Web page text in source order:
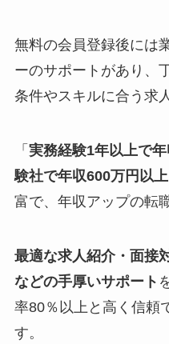
無料の会員登録後には
ーのサポートがあり、
条件やスキルに合う求
「 実務経験1年以上で
験社で年収600万円以上
富で、年収アップの転
最適な求人紹介・面接
などの手厚いサポート
率80％以上と高く信頼
す。